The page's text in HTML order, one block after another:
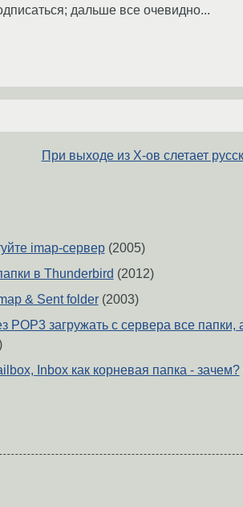
дальше все очевидно...
При выходе из Х-ов слетает
imap-сервер(2005)
в Thunderbird (2012)
& Sent folder(2003)
POP3 загружать с сервера все папки,
Inbox как корневая папка - зачем?